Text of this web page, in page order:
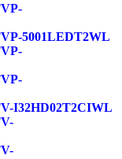
5001LEDT2WL
I32HD02T2CIWL